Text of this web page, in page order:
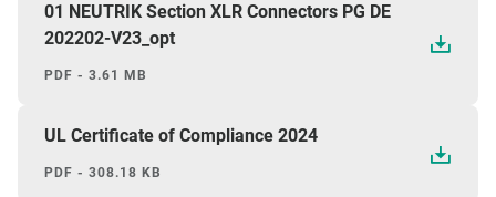
01 NEUTRIK Section XLR Connectors PG DE
202202-V23_opt
PDF - 3.61 MB
UL Certificate of Compliance 2024
PDF - 308.18 KB